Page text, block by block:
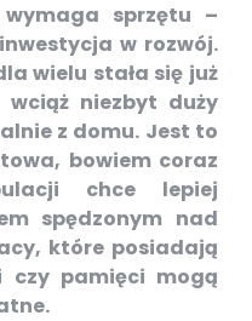
sprzętu –
w rozwój.
wielu stała się już
wciąż niezbyt duży
z domu. Jest to
bowiem coraz
chce lepiej
spędzonym nad
które posiadają
czy pamięci mogą